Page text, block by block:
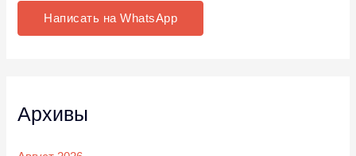
Написать на WhatsApp
Архивы